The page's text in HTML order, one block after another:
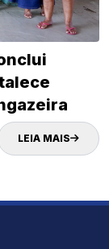
LEIA MAIS